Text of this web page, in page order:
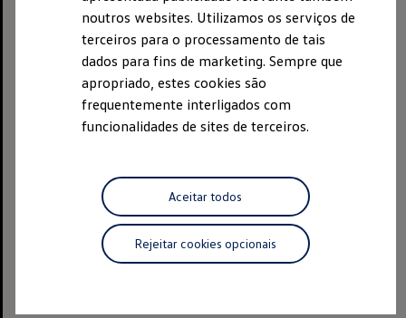
noutros websites. Utilizamos os serviços de
terceiros para o processamento de tais
dados para fins de marketing. Sempre que
apropriado, estes cookies são
frequentemente interligados com
funcionalidades de sites de terceiros.
Rejeitar cookies opcionais
Aceitar todos